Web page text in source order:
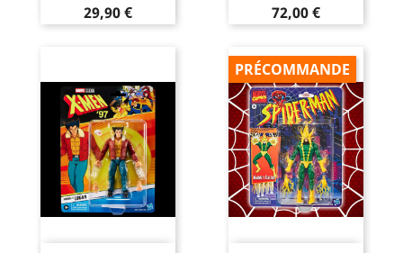
Prix
29,90 € Prix
72,00 €
PRÉCOMMANDE